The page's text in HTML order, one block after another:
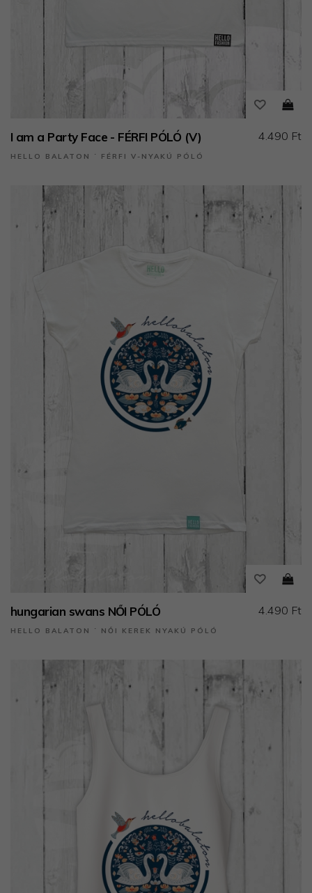
I am a Party Face - FÉRFI PÓLÓ (V)
HELLO BALATON ˙ FÉRFI V-NYAKÚ PÓLÓ
4.490 Ft
hungarian swans NŐI PÓLÓ
HELLO BALATON ˙ NŐI KEREK NYAKÚ PÓLÓ
4.490 Ft